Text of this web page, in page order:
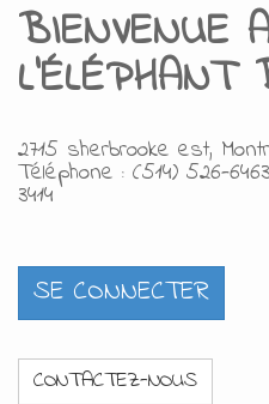
BIENVENUE
L'ÉLÉPHANT
2715 sherbrooke est,
Téléphone : (514) 526-
3414
CONTACTEZ-NOUS